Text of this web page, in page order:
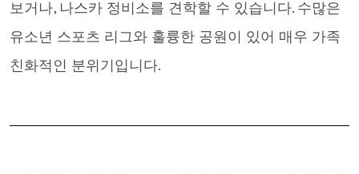
보거나, 나스카 정비소를 견학할 수 있습니다. 수많은
유소년 스포츠 리그와 훌륭한 공원이 있어 매우 가족
친화적인 분위기입니다.